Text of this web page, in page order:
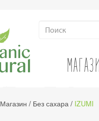
Магазин / Без сахара / IZUMI